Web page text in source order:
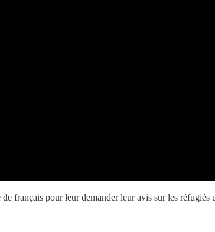
français pour leur demander leur avis sur les